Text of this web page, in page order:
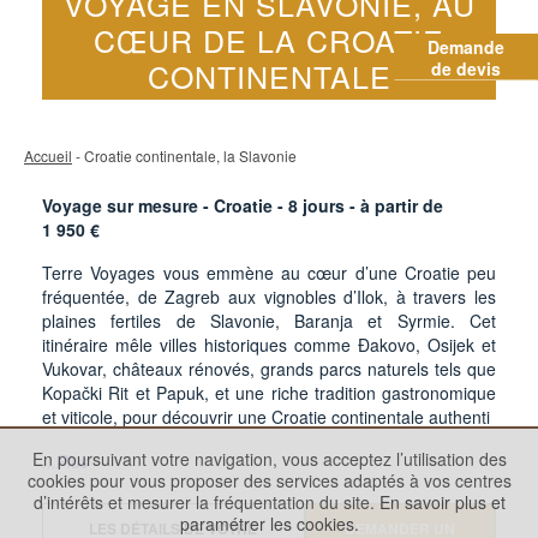
Demande
de devis
CŒUR DE LA CROATIE
CONTINENTALE
Accueil - Croatie continentale, la Slavonie
Voyage sur mesure - Croatie - 8 jours - à partir de
1 950 €
Terre Voyages vous emmène au cœur d’une Croatie peu
fréquentée, de Zagreb aux vignobles d’Ilok, à travers les
plaines fertiles de Slavonie, Baranja et Syrmie. Cet
itinéraire mêle villes historiques comme Đakovo, Osijek et
Vukovar, châteaux rénovés, grands parcs naturels tels que
Kopački Rit et Papuk, et une riche tradition gastronomique
et viticole, pour découvrir une Croatie continentale authenti
...Plus
LES DÉTAILS DE VOTRE DEMANDER UN
En poursuivant votre navigation, vous acceptez l’utilisation des
cookies pour vous proposer des services adaptés à vos centres
d’intérêts et mesurer la fréquentation du site. En savoir plus et
paramétrer les cookies.